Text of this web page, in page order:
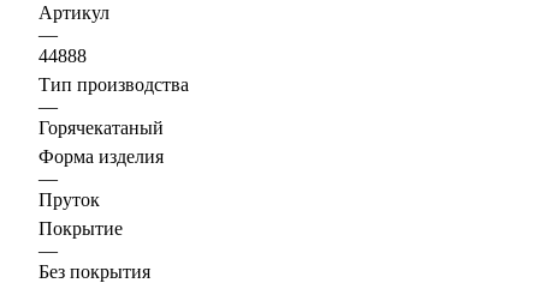
Артикул
—
44888
Тип производства
—
Горячекатаный
Форма изделия
—
Пруток
Покрытие
—
Без покрытия